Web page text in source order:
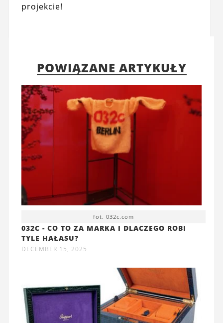
projekcie!
POWIĄZANE ARTYKUŁY
fot. 032c.com
032C - CO TO ZA MARKA I DLACZEGO ROBI
TYLE HAŁASU?
DECEMBER 15, 2025